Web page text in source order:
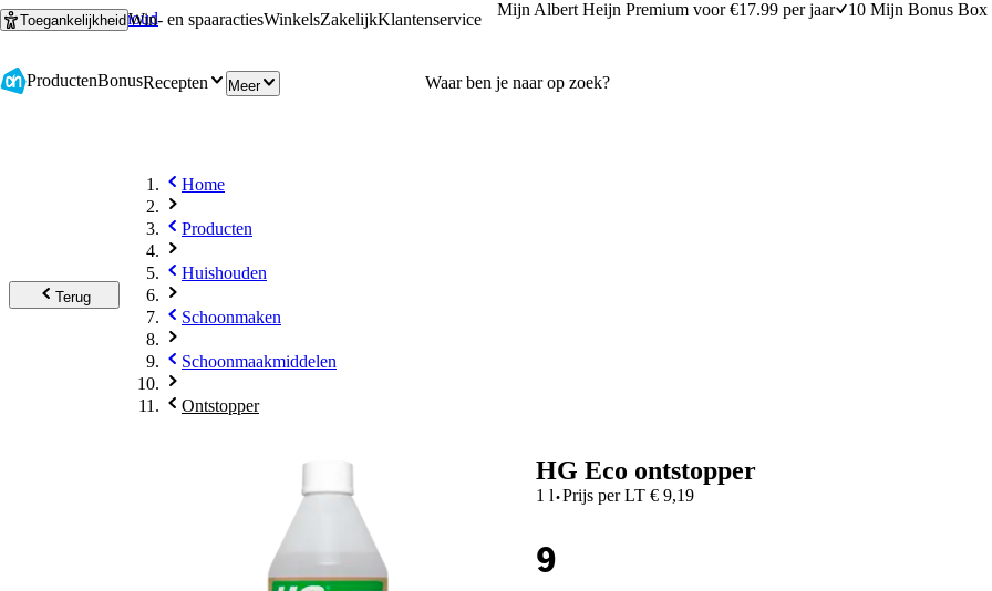
Ga naar hoofdinhoud
Ga naar zoeken
ToegankelijkheidWin- en spaaractiesWinkelsZakelijkKlantenservice
Mijn Albert Heijn Premium voor €17.99 per jaar 10 Mijn Bonus Box
ProductenBonusRecepten Meer
Terug
Home
Producten
Huishouden
Schoonmaken
Schoonmaakmiddelen
Ontstopper
HG Eco ontstopper
1 l·Prijs per LT€ 9,19
9